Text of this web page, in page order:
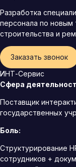
Разработка
персонала по новым
строительства и
Заказать звонок
ИНТ-Сервис
Сфера
Поставщик
государственных
Боль:
Структурирование
сотрудников +